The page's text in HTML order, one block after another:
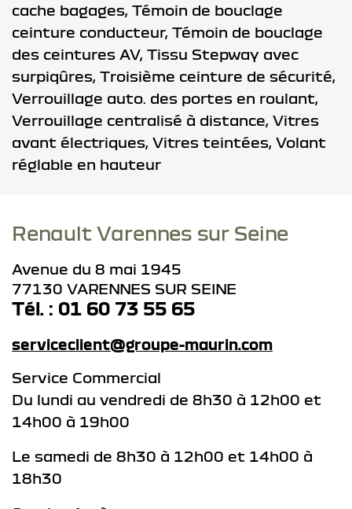
cache bagages, Témoin de bouclage
ceinture conducteur, Témoin de bouclage
des ceintures AV, Tissu Stepway avec
surpiqûres, Troisième ceinture de sécurité,
Verrouillage auto. des portes en roulant,
Verrouillage centralisé à distance, Vitres
avant électriques, Vitres teintées, Volant
réglable en hauteur
Renault Varennes sur Seine
Avenue du 8 mai 1945
77130 VARENNES SUR SEINE
Tél. : 01 60 73 55 65
serviceclient@groupe-maurin.com
Service Commercial
Du lundi au vendredi de 8h30 à 12h00 et
14h00 à 19h00
Le samedi de 8h30 à 12h00 et 14h00 à
18h30